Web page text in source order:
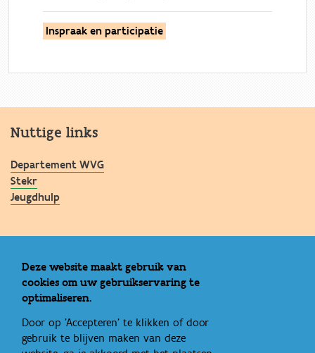
Deze website maakt gebruik van
cookies om uw gebruikservaring te
optimaliseren.
Door op 'Accepteren' te klikken of door
gebruik te blijven maken van deze
Inspraak en participatie
Nuttige links
Departement WVG
Stekr
Jeugdhulp
Contact
Bestellen